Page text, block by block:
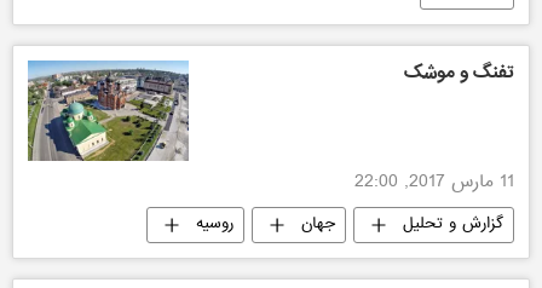
تفنگ و موشک
11 مارس 2017, 22:00
گزارش و تحلیل جهان روسیه